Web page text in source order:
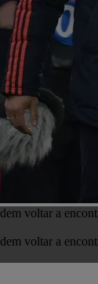
voltar a
voltar a